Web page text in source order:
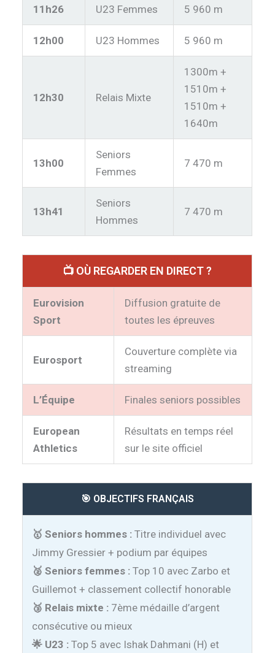
11h26 U23 Femmes 5 960 m
12h00 U23 Hommes 5 960 m
12h30 Relais Mixte
1300m +
1510m +
1510m +
1640m
13h00
Seniors
Femmes
7 470 m
13h41
Seniors
Hommes
7 470 m
📺 OÙ REGARDER EN DIRECT ?
Eurovision
Sport
Diffusion gratuite de
toutes les épreuves
Eurosport
Couverture complète via
streaming
L’Équipe Finales seniors possibles
European
Athletics
Résultats en temps réel
sur le site officiel
🎯 OBJECTIFS FRANÇAIS
🥇 Seniors hommes : Titre individuel avec
Jimmy Gressier + podium par équipes
🥈 Seniors femmes : Top 10 avec Zarbo et
Guillemot + classement collectif honorable
🥉 Relais mixte : 7ème médaille d’argent
consécutive ou mieux
🌟 U23 : Top 5 avec Ishak Dahmani (H) et